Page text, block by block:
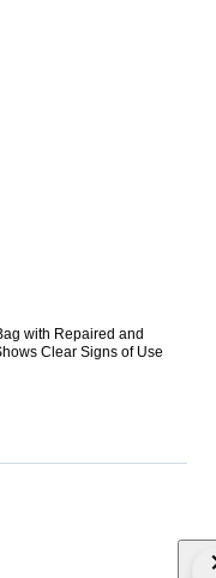
with Repaired and
Clear Signs of Use